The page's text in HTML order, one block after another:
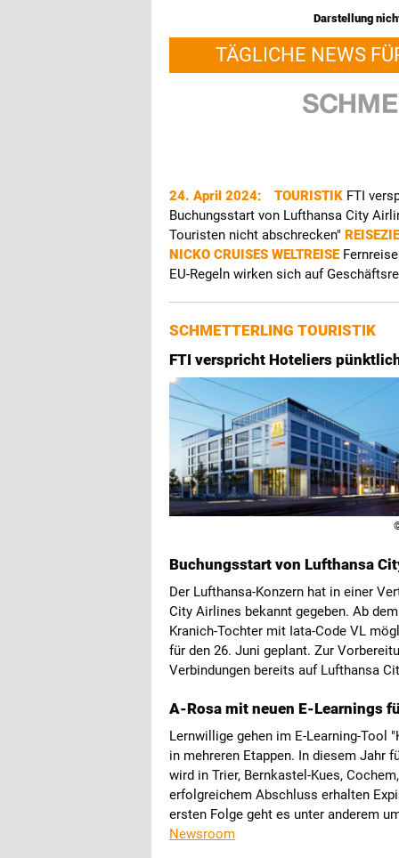
Darstellung
TÄGLICHE NEWS
24. April 2024: TOURISTIK FTI
Buchungsstart von Lufthansa City
Touristen nicht abschrecken"
NICKO CRUISES WELTREISE
EU-Regeln wirken sich auf
SCHMETTERLING TOURISTIK
FTI verspricht Hoteliers
Buchungsstart von Lufthansa
Der Lufthansa-Konzern hat in einer
City Airlines bekannt gegeben. Ab
Kranich-Tochter mit Iata-Code VL
für den 26. Juni geplant. Zur
Verbindungen bereits auf Lufthansa
A-Rosa mit neuen E-Learnings
Lernwillige gehen im E-Learning-Tool
in mehreren Etappen. In diesem Jahr
wird in Trier, Bernkastel-Kues,
erfolgreichem Abschluss erhalten
ersten Folge geht es unter anderem
Newsroom